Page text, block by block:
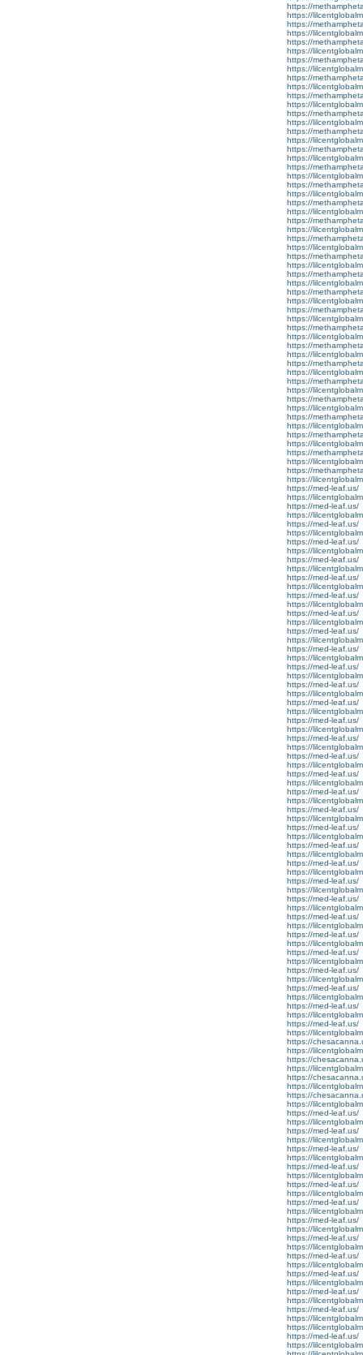
https://
https://
https://
https://
https://
https://
https://
https://
https://
https://
https://
https://
https://
https://
https://
https://
https://
https://
https://
https://
https://
https://
https://
https://
https://
https://
https://
https://
https://
https://
https://
https://
https://
https://
https://
https://
https://
https://
https://
https://
https://
https://
https://
https://
https://
https://
https://
https://
https://
https://
https://
https://
https://
https://
https://med-leaf.us/
https://
https://med-leaf.us/
https://
https://med-leaf.us/
https://
https://med-leaf.us/
https://
https://med-leaf.us/
https://
https://med-leaf.us/
https://
https://med-leaf.us/
https://
https://med-leaf.us/
https://
https://med-leaf.us/
https://
https://med-leaf.us/
https://
https://med-leaf.us/
https://
https://med-leaf.us/
https://
https://med-leaf.us/
https://
https://med-leaf.us/
https://
https://med-leaf.us/
https://
https://med-leaf.us/
https://
https://med-leaf.us/
https://
https://med-leaf.us/
https://
https://med-leaf.us/
https://
https://med-leaf.us/
https://
https://med-leaf.us/
https://
https://med-leaf.us/
https://
https://med-leaf.us/
https://
https://med-leaf.us/
https://
https://med-leaf.us/
https://
https://med-leaf.us/
https://
https://med-leaf.us/
https://
https://med-leaf.us/
https://
https://med-leaf.us/
https://
https://med-leaf.us/
https://
https://med-leaf.us/
https://
https://
https://
https://
https://
https://
https://
https://
https://
https://med-leaf.us/
https://
https://med-leaf.us/
https://
https://med-leaf.us/
https://
https://med-leaf.us/
https://
https://med-leaf.us/
https://
https://med-leaf.us/
https://
https://med-leaf.us/
https://
https://med-leaf.us/
https://
https://med-leaf.us/
https://
https://med-leaf.us/
https://
https://med-leaf.us/
https://
https://med-leaf.us/
https://
https://
https://med-leaf.us/
https://